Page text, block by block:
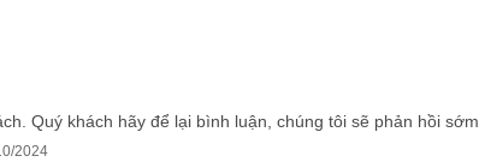
Quý khách hãy để lại bình luận, chúng tôi sẽ phản hồi sớm
2024